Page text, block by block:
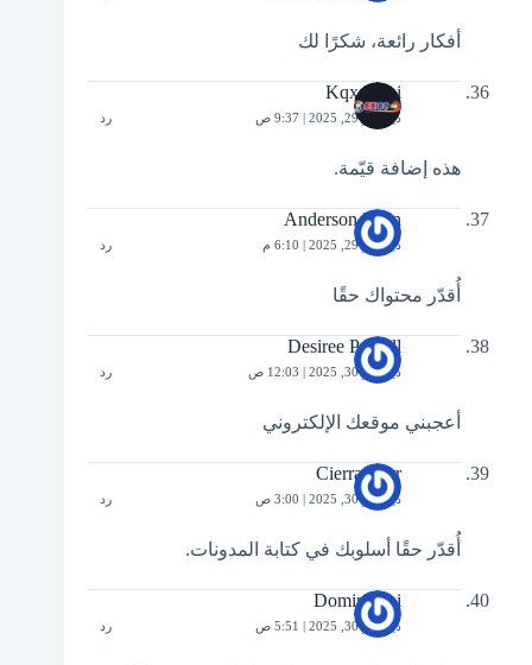
أفكار رائعة، شكرًا لك
Kqxs Moi
ديسمبر 29, 2025 | 9:37 ص رد
هذه إضافة قيّمة.
Anderson Horn
ديسمبر 29, 2025 | 6:10 م رد
أُقدّر محتواك حقًا
Desiree Powell
ديسمبر 30, 2025 | 12:03 ص رد
أعجبني موقعك الإلكتروني
Cierra Kerr
ديسمبر 30, 2025 | 3:00 ص رد
أُقدّر حقًا أسلوبك في كتابة المدونات.
Dominik Li
ديسمبر 30, 2025 | 5:51 ص رد